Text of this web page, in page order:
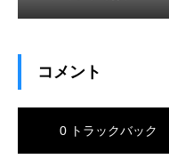
コメント
0 トラックバック